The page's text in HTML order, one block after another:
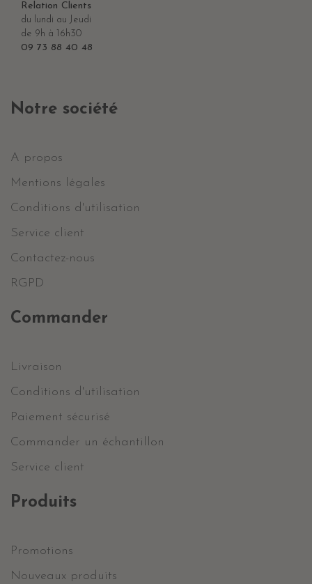
Relation Clients
du lundi au Jeudi
de 9h à 16h30
09 73 88 40 48
Notre société
A propos
Mentions légales
Conditions d'utilisation
Service client
Contactez-nous
RGPD
Commander
Livraison
Conditions d'utilisation
Paiement sécurisé
Commander un échantillon
Service client
Produits
Promotions
Nouveaux produits